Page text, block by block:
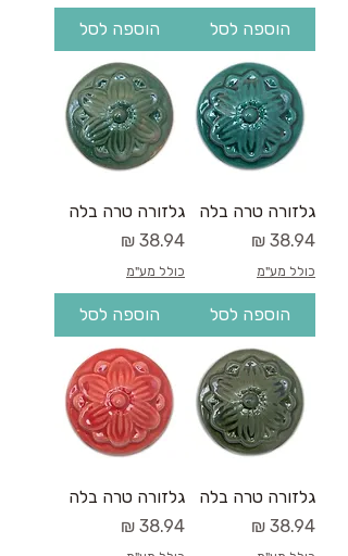
הוספה לסל הוספה לסל
גלזורה טרה בלה
מחיר
כולל מע"מ
הוספה לסל
גלזורה טרה בלה
מחיר
כולל מע"מ
הוספה לסל
גלזורה טרה בלה
מחיר
גלזורה טרה בלה
מחיר